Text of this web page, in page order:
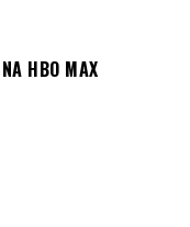
HBO MAX